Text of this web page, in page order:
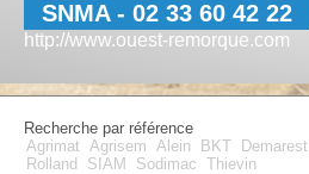
SNMA - 02 33 60 42 22
http://www.ouest-remorque.com
Recherche par référence
Agrimat Agrisem Alein BKT Demarest
Rolland
SIAM Sodimac Thievin